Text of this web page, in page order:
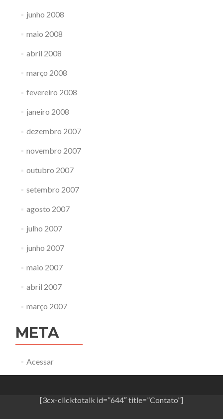
junho 2008
maio 2008
abril 2008
março 2008
fevereiro 2008
janeiro 2008
dezembro 2007
novembro 2007
outubro 2007
setembro 2007
agosto 2007
julho 2007
junho 2007
maio 2007
abril 2007
março 2007
META
Acessar
[3cx-clicktotalk id=”644″ title=”Contato”]